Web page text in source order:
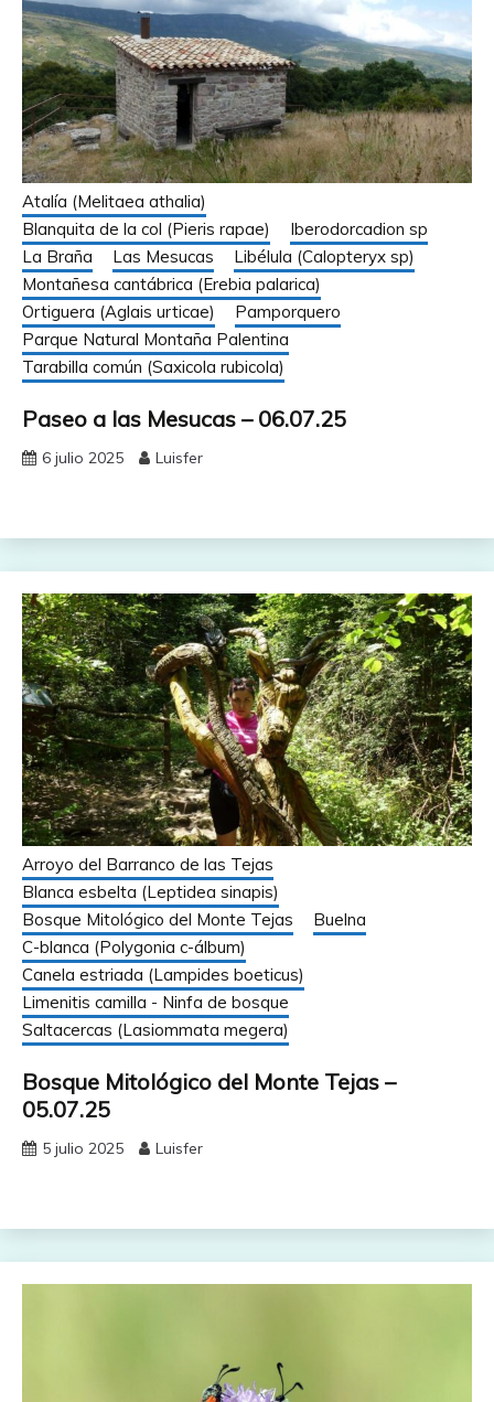
Atalía (Melitaea athalia)
Blanquita de la col (Pieris rapae)
Iberodorcadion sp
La Braña
Las Mesucas
Libélula (Calopteryx sp)
Montañesa cantábrica (Erebia palarica)
Ortiguera (Aglais urticae)
Pamporquero
Parque Natural Montaña Palentina
Tarabilla común (Saxicola rubicola)
Paseo a las Mesucas – 06.07.25
6 julio 2025 Luisfer
Arroyo del Barranco de las Tejas
Blanca esbelta (Leptidea sinapis)
Bosque Mitológico del Monte Tejas
Buelna
C-blanca (Polygonia c-álbum)
Canela estriada (Lampides boeticus)
Limenitis camilla - Ninfa de bosque
Saltacercas (Lasiommata megera)
Bosque Mitológico del Monte Tejas –
05.07.25
5 julio 2025 Luisfer